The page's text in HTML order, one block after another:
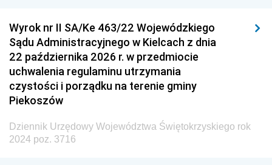
Wyrok nr II SA/Ke 463/22 Wojewódzkiego
Sądu Administracyjnego w Kielcach z dnia
22 października 2026 r. w przedmiocie
uchwalenia regulaminu utrzymania
czystości i porządku na terenie gminy
Piekoszów
Dziennik Urzędowy Województwa Świętokrzyskiego rok
2024 poz. 3716